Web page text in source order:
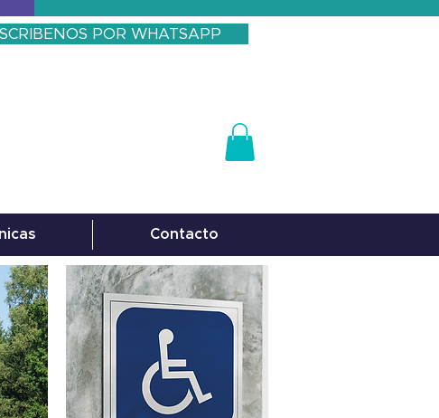
POR WHATSAPP
Contacto